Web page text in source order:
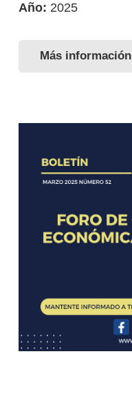
Año: 2025
Más información